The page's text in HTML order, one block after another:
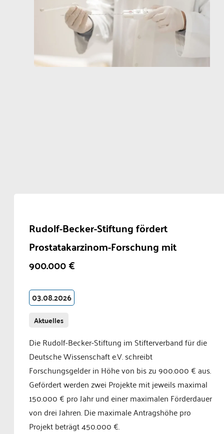
Rudolf-Becker-Stiftung fördert
Prostatakarzinom-Forschung mit
900.000 €
03.08.2026
Aktuelles
Die Rudolf-Becker-Stiftung im Stifterverband für die
Deutsche Wissenschaft e.V. schreibt
Forschungsgelder in Höhe von bis zu 900.000 € aus.
Gefördert werden zwei Projekte mit jeweils maximal
150.000 € pro Jahr und einer maximalen Förderdauer
von drei Jahren. Die maximale Antragshöhe pro
Projekt beträgt 450.000 €.